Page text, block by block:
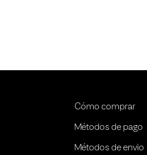
Cómo comprar
Métodos de pago
Métodos de envio